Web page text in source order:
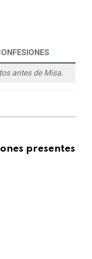
antes de Misa.
presentes